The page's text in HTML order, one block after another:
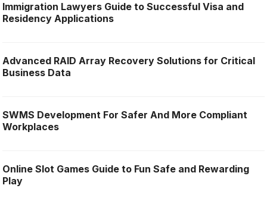
Immigration Lawyers Guide to Successful Visa and
Residency Applications
Advanced RAID Array Recovery Solutions for Critical
Business Data
SWMS Development For Safer And More Compliant
Workplaces
Online Slot Games Guide to Fun Safe and Rewarding
Play